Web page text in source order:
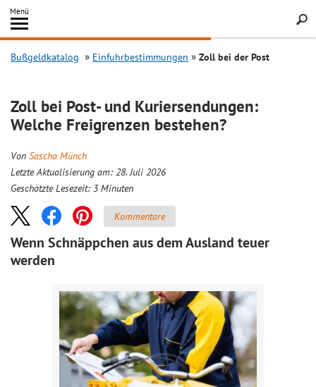
Inhalt
springen
Menü
Search
Bußgeldkatalog Einfuhrbestimmungen Zoll bei der Post
Zoll bei Post- und Kuriersendungen:
Welche Freigrenzen bestehen?
Von Sascha Münch
Letzte Aktualisierung am: 28. Juli 2026
Geschätzte Lesezeit: 3 Minuten
Kommentare
Wenn Schnäppchen aus dem Ausland teuer
werden